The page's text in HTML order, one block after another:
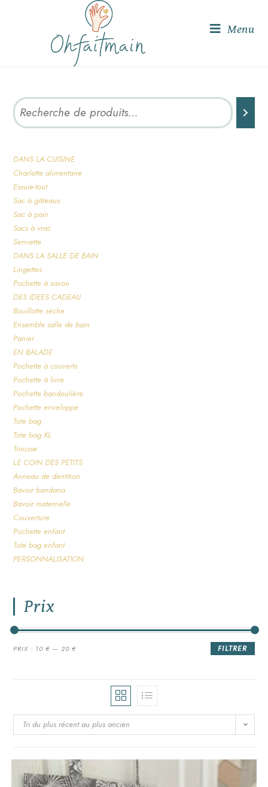
Menu
DANS LA CUISINE
Charlotte alimentaire
Essuie-tout
Sac à gâteaux
Sac à pain
Sacs à vrac
Serviette
DANS LA SALLE DE BAIN
Lingettes
Pochette à savon
DES IDEES CADEAU
Bouillotte sèche
Ensemble salle de bain
Panier
EN BALADE
Pochette à couverts
Pochette à livre
Pochette bandoulière
Pochette enveloppe
Tote bag
Tote bag XL
Trousse
LE COIN DES PETITS
Anneau de dentition
Bavoir bandana
Bavoir maternelle
Couverture
Pochette enfant
Tote bag enfant
PERSONNALISATION
Prix
FILTRER
PRIX : 10 € —20 €
Tri du plus récent au plus ancien